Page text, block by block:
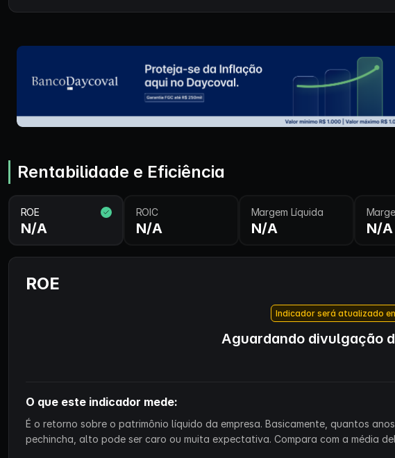
Rentabilidade e Eficiência
ROE
N/A
ROIC
N/A
Margem Líquida
N/A N/A
ROE
Indicador será atualizado
Aguardando divulgação
O que este indicador mede:
É o retorno sobre o patrimônio líquido da empresa. Basicamente, quantos
pechincha, alto pode ser caro ou muita expectativa. Compara com a média